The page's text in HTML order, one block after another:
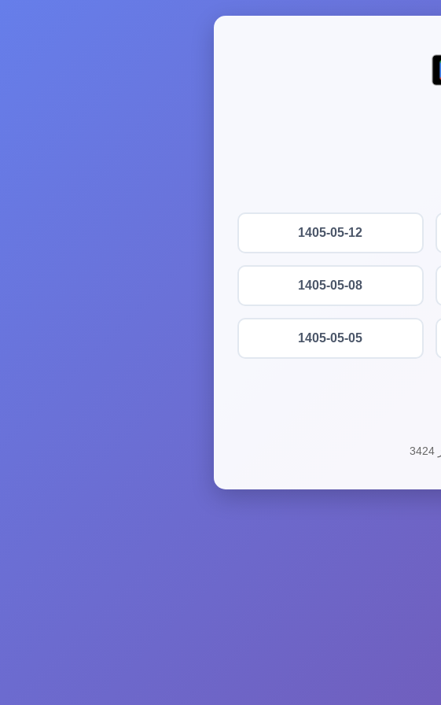
1405-05-12
1405-05-08
1405-05-05